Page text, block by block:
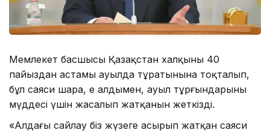
Мемлекет басшысы Қазақстан халқының 40
пайыздан астамы ауылда тұратынына тоқталып,
бұл саяси шара, ең алдымен, ауыл тұрғындарының
мүддесі үшін жасалып жатқанын жеткізді.
«Алдағы сайлау біз жүзеге асырып жатқан саяси